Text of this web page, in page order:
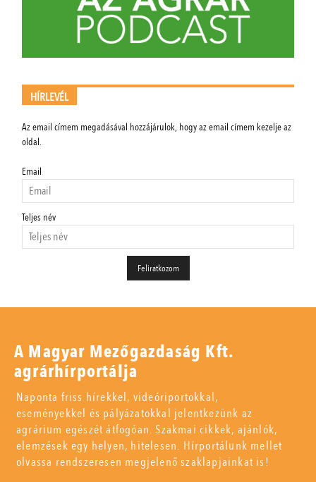
HÍRLEVÉL
Az email címem megadásával hozzájárulok, hogy az email címem kezelje az
oldal.
Email
Teljes név
A Magyar Mezőgazdaság Kft.
agrárhírportálja
Naponta friss hírekkel, videóriportokkal,
eseményekkel és pályázatokkal jelentkezünk az
agrárium egészét átfogóan. Szakmai cikkek, ajánlók,
elemzések egy helyen, hitelesen. Hírportálunk mellet
olvassa rendszeresen megjelenő szaklapjainkat is!